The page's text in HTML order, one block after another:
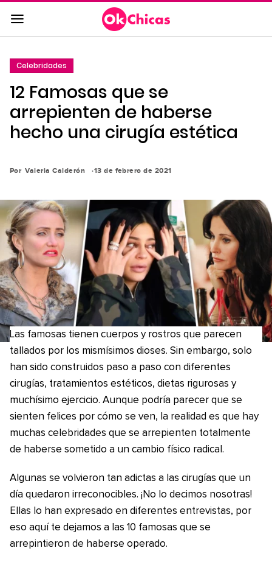
Saltar
al
contenido
la
navegación
principal
Celebridades
12 Famosas que se
arrepienten de haberse
hecho una cirugía estética
Por Valeria Calderón 13 de febrero de 2021
Las famosas tienen cuerpos y rostros que parecen
tallados por los mismísimos dioses. Sin embargo, solo
han sido construidos paso a paso con diferentes
cirugías, tratamientos estéticos, dietas rigurosas y
muchísimo ejercicio. Aunque podría parecer que se
sienten felices por cómo se ven, la realidad es que hay
muchas celebridades que se arrepienten totalmente
de haberse sometido a un cambio físico radical.
Algunas se volvieron tan adictas a las cirugías que un
día quedaron irreconocibles. ¡No lo decimos nosotras!
Ellas lo han expresado en diferentes entrevistas, por
eso aquí te dejamos a las 10 famosas que se
arrepintieron de haberse operado.